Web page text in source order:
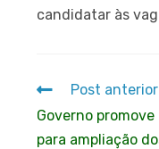
candidatar às
Post anterior
Governo
para ampliação